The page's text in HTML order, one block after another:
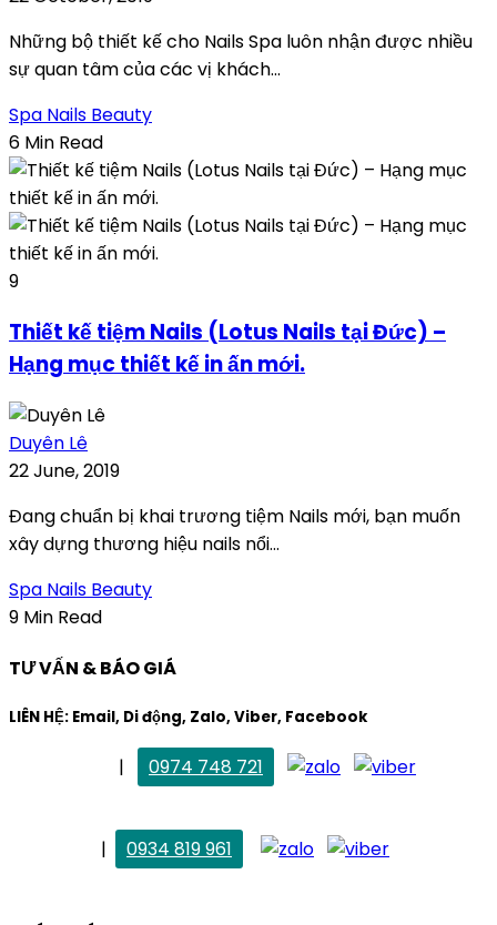
Những bộ thiết kế cho Nails Spa luôn nhận được nhiều
sự quan tâm của các vị khách...
Spa Nails Beauty
6 Min Read
9
Thiết kế tiệm Nails (Lotus Nails tại Đức) –
Hạng mục thiết kế in ấn mới.
Duyên Lê
22 June, 2019
Đang chuẩn bị khai trương tiệm Nails mới, bạn muốn
xây dựng thương hiệu nails nổi...
Spa Nails Beauty
9 Min Read
TƯ VẤN & BÁO GIÁ
LIÊN HỆ: Email, Di động, Zalo, Viber, Facebook
|
0974 748 721
|
0934 819 961